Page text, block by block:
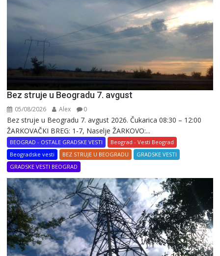
Bez struje u Beogradu 7. avgust
05/08/2026 Alex 0
Bez struje u Beogradu 7. avgust 2026. Čukarica 08:30 – 12:00
ŽARKOVAČKI BREG: 1-7, Naselje ŽARKOVO:...
BEOGRAD - OSTALE GRADSKE VESTI
Beograd - Vesti Beograd
Beogradske vesti
BEZ STRUJE U BEOGRADU
GRADSKE VESTI
GRADSKE VESTI BEOGRAD